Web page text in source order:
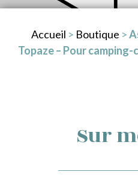
Accueil > Boutique >
Topaze – Pour
Sur